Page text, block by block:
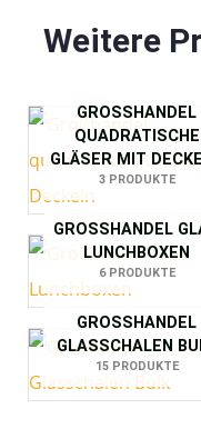
Weitere
GROSSHANDEL Q
UADRATISCHE G
LÄSER MIT
3 PRODUKTE
GROSSHANDEL
UNCHBOXEN
6 PRODUKTE
GROSSHANDEL G
LASSCHALEN
15 PRODUKTE